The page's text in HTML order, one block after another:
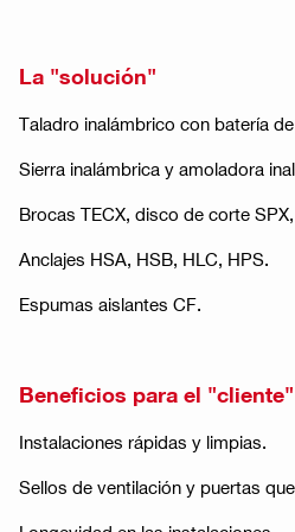
La "solución"
Taladro inalámbrico con batería
Sierra inalámbrica y amoladora
Brocas TECX, disco de corte
Anclajes HSA, HSB, HLC, HPS.
Espumas aislantes CF.
Beneficios para el "cliente"
Instalaciones rápidas y limpias.
Sellos de ventilación y puertas